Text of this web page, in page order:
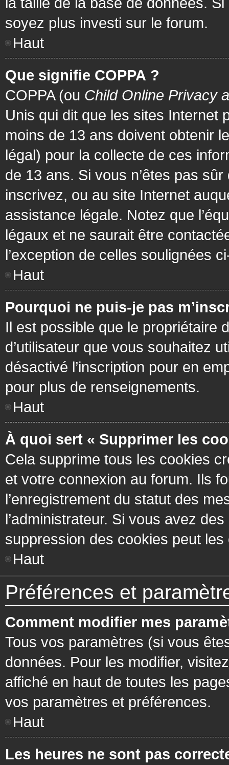
soyez plus investi sur le forum.
Haut
Que signifie COPPA ?
COPPA (ou Child Online Privacy
Unis qui dit que les sites Internet
moins de 13 ans doivent obtenir
légal) pour la collecte de ces
de 13 ans. Si vous n’êtes pas
inscrivez, ou au site Internet
assistance légale. Notez que
légaux et ne saurait être
l’exception de celles soulignées
Haut
Pourquoi ne puis-je pas
Il est possible que le propriétaire
d’utilisateur que vous souhaitez
désactivé l’inscription pour en
pour plus de renseignements.
Haut
À quoi sert « Supprimer les
Cela supprime tous les cookies
et votre connexion au forum. Ils
l’enregistrement du statut des
l’administrateur. Si vous avez
suppression des cookies peut les
Haut
Préférences et
Comment modifier mes
Tous vos paramètres (si vous
données. Pour les modifier,
affiché en haut de toutes les
vos paramètres et préférences.
Haut
Les heures ne sont pas